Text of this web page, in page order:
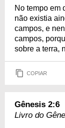
No tempo em
não existia
campos, e
campos,
sobre a terra,
COPIAR
Gênesis 2:6
Livro do